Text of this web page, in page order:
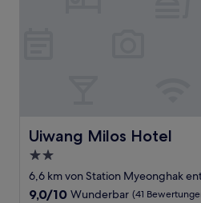
Uiwang Milos Hotel
Uiwang Milos Hotel
2.0-
Sterne-
Unterkunft
6,6 km von Station Myeonghak
9.0
9,0/10 Wunderbar (41